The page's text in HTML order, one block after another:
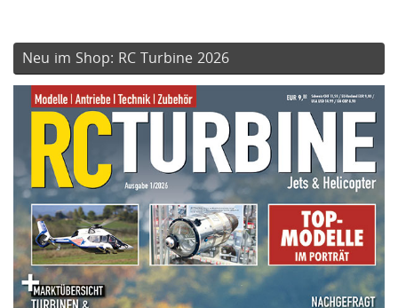
Neu im Shop: RC Turbine 2026